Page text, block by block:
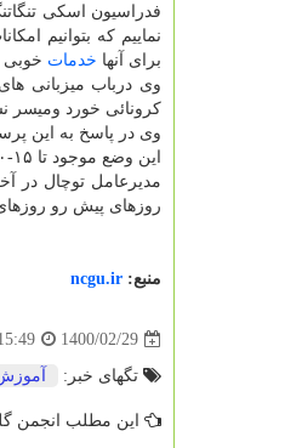
فدراسیون اسکی
نماییم که بتوانیم
برای آنها خدمات خوبی
وی درباب میزبانی
کرونائی خورد ومیسر
وی در پاسخ به این
این وضع موجود تا ۱۵-۱۰ روز دیگر هم بتوانیم از توچال استفاده نمائیم.
مدیرعامل توچال در
روزهای پیش رو
منبع: ncgu.ir
1400/02/29
تگهای خبر:
این مطلب انجمن